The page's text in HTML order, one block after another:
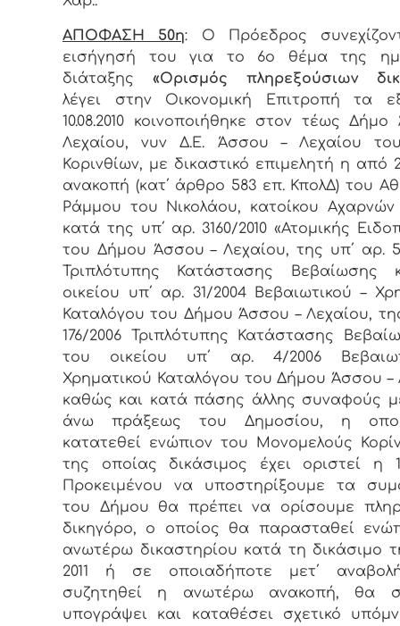
ΑΠΟΦΑΣΗ 50η: Ο Πρόεδρος
εισήγησή του για το 6ο θέμα της
διάταξης «Ορισμός πληρεξούσιων
λέγει στην Οικονομική Επιτροπή τα
10.08.2010 κοινοποιήθηκε στον τέως
Λεχαίου, νυν Δ.Ε. Άσσου – Λεχαίου
Κορινθίων, με δικαστικό επιμελητή η από
ανακοπή (κατ΄ άρθρο 583 επ. ΚπολΔ) του
Ράμμου του Νικολάου, κατοίκου Αχαρνών
κατά της υπ΄ αρ. 3160/2010 «Ατομικής
του Δήμου Άσσου – Λεχαίου, της υπ΄ αρ.
Τριπλότυπης Κατάστασης Βεβαίωσης
οικείου υπ΄ αρ. 31/2004 Βεβαιωτικού –
Καταλόγου του Δήμου Άσσου – Λεχαίου,
176/2006 Τριπλότυπης Κατάστασης
του οικείου υπ΄ αρ. 4/2006
Χρηματικού Καταλόγου του Δήμου Άσσου –
καθώς και κατά πάσης άλλης συναφούς
άνω πράξεως του Δημοσίου, η
κατατεθεί ενώπιον του Μονομελούς
της οποίας δικάσιμος έχει οριστεί η
Προκειμένου να υποστηρίξουμε τα
του Δήμου θα πρέπει να ορίσουμε
δικηγόρο, ο οποίος θα παρασταθεί
ανωτέρω δικαστηρίου κατά τη δικάσιμο
2011 ή σε οποιαδήποτε μετ΄
συζητηθεί η ανωτέρω ανακοπή, θα
υπογράψει και καταθέσει σχετικό